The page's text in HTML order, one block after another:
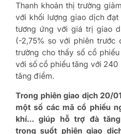
Thanh khoản thị trường
với khối lượng giao dịch
tương ứng với giá trị giao
(-2,75% so với phiên trước
trường cho thấy số cổ
với số cổ phiếu tăng với 240
tăng điểm.
Trong phiên giao dịch 20/
một số các mã cổ phiếu
khí… giúp hỗ trợ đà tăng
trong suốt phiên giao